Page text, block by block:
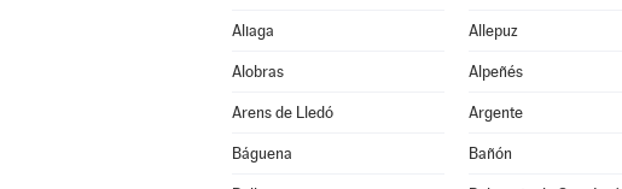
Aliaga Allepuz
Alobras Alpeñés
Arens de Lledó Argente
Báguena Bañón